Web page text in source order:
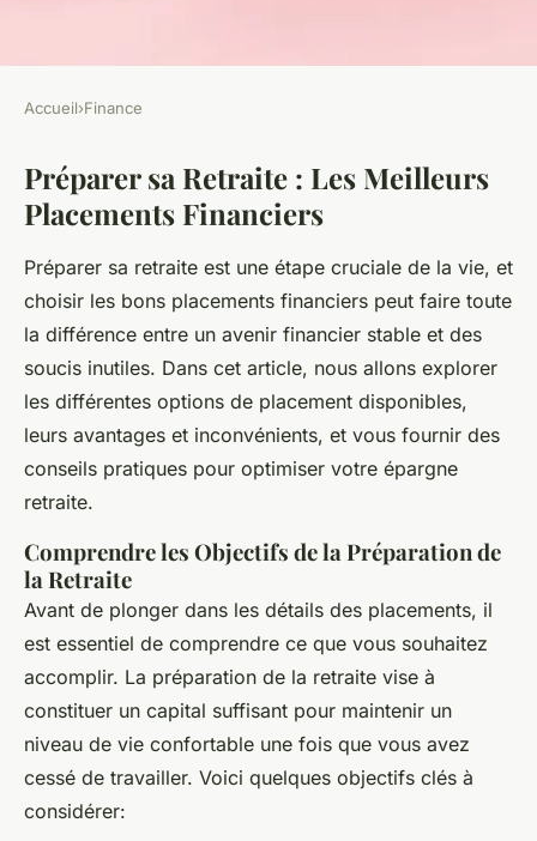
Le placement financier pour
préparer sa retraite
Mathilde• 8 novembre 2024•6 min de lecture
Accueil›Finance
Préparer sa Retraite : Les Meilleurs
Placements Financiers
Préparer sa retraite est une étape cruciale de la vie, et
choisir les bons placements financiers peut faire toute
la différence entre un avenir financier stable et des
soucis inutiles. Dans cet article, nous allons explorer
les différentes options de placement disponibles,
leurs avantages et inconvénients, et vous fournir des
conseils pratiques pour optimiser votre épargne
retraite.
Comprendre les Objectifs de la Préparation de
la Retraite
Avant de plonger dans les détails des placements, il
est essentiel de comprendre ce que vous souhaitez
accomplir. La préparation de la retraite vise à
constituer un capital suffisant pour maintenir un
niveau de vie confortable une fois que vous avez
cessé de travailler. Voici quelques objectifs clés à
considérer: